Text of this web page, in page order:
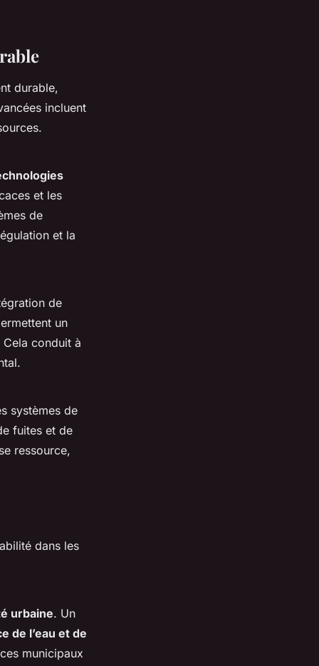
durable,
incluent
et les
de
et la
de
un
Cela conduit à
systèmes de
fuites et de
ressource,
dans les
urbaine. Un
de l’eau et de
municipaux